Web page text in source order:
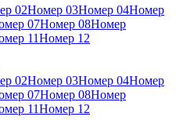
02Номер 03Номер 04Номер
07Номер 08Номер
11Номер 12
02Номер 03Номер 04Номер
07Номер 08Номер
11Номер 12